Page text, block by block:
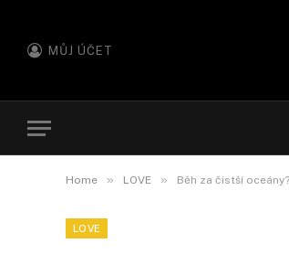
MŮJ ÚČET
Home » LOVE » Běh za čistší
LOVE